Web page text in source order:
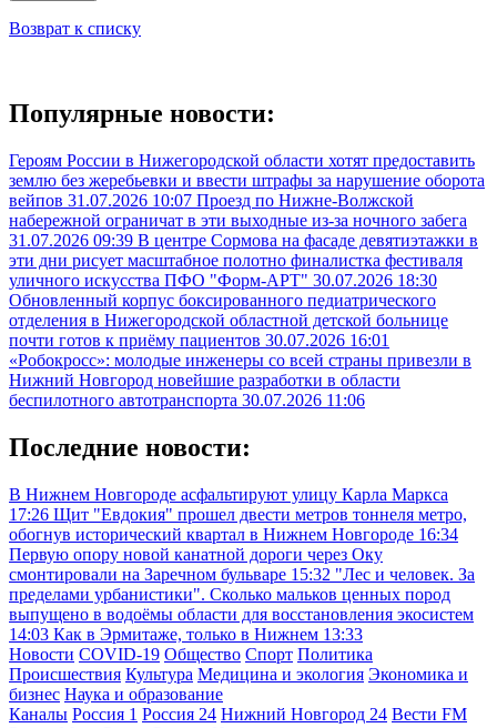
Возврат к списку
Популярные новости:
Героям России в Нижегородской области хотят предоставить
землю без жеребьевки и ввести штрафы за нарушение оборота
вейпов 31.07.2026 10:07 Проезд по Нижне-Волжской
набережной ограничат в эти выходные из-за ночного забега
31.07.2026 09:39 В центре Сормова на фасаде девятиэтажки в
эти дни рисует масштабное полотно финалистка фестиваля
уличного искусства ПФО "Форм-АРТ" 30.07.2026 18:30
Обновленный корпус боксированного педиатрического
отделения в Нижегородской областной детской больнице
почти готов к приёму пациентов 30.07.2026 16:01
«Робокросс»: молодые инженеры со всей страны привезли в
Нижний Новгород новейшие разработки в области
беспилотного автотранспорта 30.07.2026 11:06
Последние новости:
В Нижнем Новгороде асфальтируют улицу Карла Маркса
17:26 Щит "Евдокия" прошел двести метров тоннеля метро,
обогнув исторический квартал в Нижнем Новгороде 16:34
Первую опору новой канатной дороги через Оку
смонтировали на Заречном бульваре 15:32 "Лес и человек. За
пределами урбанистики". Сколько мальков ценных пород
выпущено в водоёмы области для восстановления экосистем
14:03 Как в Эрмитаже, только в Нижнем 13:33
Новости COVID-19 Общество Спорт Политика
Происшествия Культура Медицина и экология Экономика и
бизнес Наука и образование
Каналы Россия 1 Россия 24 Нижний Новгород 24 Вести FM